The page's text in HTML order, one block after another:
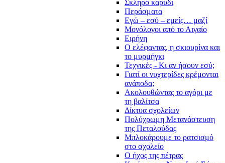
Σκληρό καρύδι
Περάσματα
Εγώ – εσύ – εμείς… μαζί
Μονόλογοι από το Αιγαίο
Ειρήνη
Ο ελέφαντας, η σκιουρίνα και
το μυρμήγκι
Τεχνικές - Κι αν ήσουν εσύ;
Γιατί οι νυχτερίδες κρέμονται
ανάποδα;
Ακολουθώντας το αγόρι με
τη βαλίτσα
Δίκτυα σχολείων
Πολύχρωμη Μετανάστευση
της Πεταλούδας
Μπλοκάρουμε το ρατσισμό
στο σχολείο
Ο ήχος της πέτρας